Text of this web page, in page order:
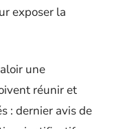
exposer la
une
réunir et
: dernier avis de